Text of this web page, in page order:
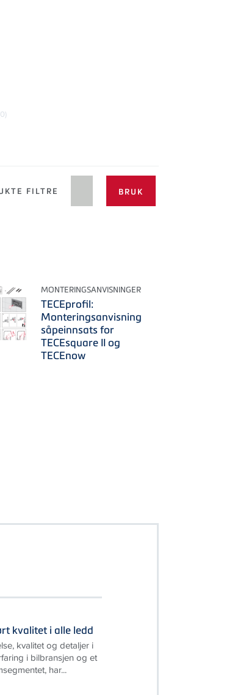
FILTRE
MONTERINGSANVISNINGER
TECEprofil:
Monteringsanvisning
såpeinnsats for
TECEsquare II og
TECEnow
kvalitet i alle ledd
kvalitet og detaljer i
i bilbransjen og et
har...